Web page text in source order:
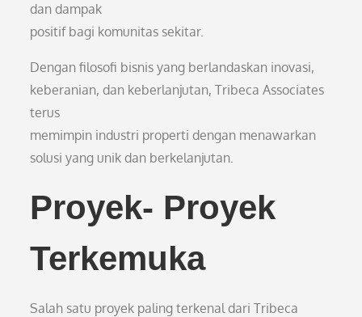
dan dampak
positif bagi komunitas sekitar.
Dengan filosofi bisnis yang berlandaskan inovasi,
keberanian, dan keberlanjutan, Tribeca Associates
terus
memimpin industri properti dengan menawarkan
solusi yang unik dan berkelanjutan.
Proyek- Proyek
Terkemuka
Salah satu proyek paling terkenal dari Tribeca